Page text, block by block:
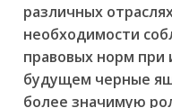
различных
необходимости
правовых норм при
будущем черные
более значимую